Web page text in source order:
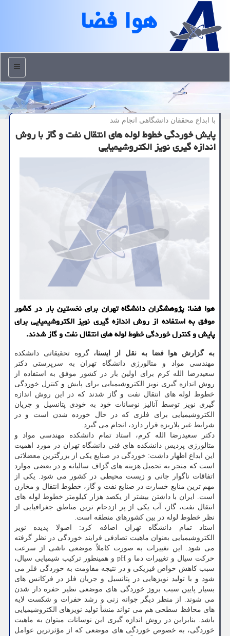
هوا فضا
منو
با ابداع محققان دانشگاهی انجام شد
پایش خوردگی خطوط لوله های انتقال نفت و گاز با روش
اندازه گیری نویز الكتروشیمیایی
هوا فضا: پژوهشگران دانشگاه تهران برای نخستین بار در کشور
موفق به استفاده از روش اندازه گیری نویز الکتروشیمیایی برای
پایش و کنترل خوردگی خطوط لوله های انتقال نفت و گاز شدند.
به گزارش هوا فضا به نقل از ایسنا،گروه تحقیقاتی دانشکده
مهندسی مواد و متالورژی دانشگاه تهران به سرپرستی دکتر
سعیدرضا الله کرم برای اولین بار در کشور موفق به استفاده از
روش اندازه گیری نویز الکتروشیمیایی برای پایش و کنترل خوردگی
خطوط لوله های انتقال نفت و گاز شدند که در این روش اندازه
گیری نویز توسط آنالیز نوسانات خود به خودی پتانسیل و جریان
الکتروشیمیایی برای فلزی که در حال خورده شدن است و در
شرایط غیر پلاریزه قرار دارد، انجام می گیرد.
دکتر سعیدرضا الله کرم، استاد تمام دانشکده مهندسی مواد و
متالورژی پردیس دانشکده های فنی دانشگاه تهران در مورد اهمیت
این ابداع اظهار داشت: خوردگی در صنایع یکی از بزرگترین معضلاتی
است که منجر به تحمیل هزینه های گزاف سالیانه و در بعضی موارد
اتفاقات ناگوار جانی و زیست محیطی در کشور می شود. یکی از
مهم ترین منابع خسارت در صنایع نفت و گاز، خطوط انتقال و مخازن
است. ایران با داشتن بیشتر از یکصد هزار کیلومتر خطوط لوله های
انتقال نفت، گاز، آب یکی از پر ازدحام ترین مناطق جغرافیایی از
نظر خطوط لوله در بین کشورهای منطقه است.
استاد تمام دانشگاه تهران اضافه کرد: اصولا پدیده نویز
الکتروشیمیایی بعنوان ماهیت تصادفی فرایند خوردگی در نظر گرفته
می شود. این تغییرات به صورت کاملاً موضعی ناشی از سرعت
حرکت سیال و تغییرات دما و pH و همینطور ترکیب شیمیایی سیال،
سبب کاهش خواص فیزیکی و در نتیجه مقاومت به خوردگی فلز می
شود و با تولید نویزهایی در پتانسیل و جریان فلز در فرکانس های
بسیار پایین سبب بروز خوردگی های موضعی نظیر حفره دار شدن
می شوند. از منظر دیگر جوانه زنی و رشد حفرات و شکست لایه
های محافظ سطحی هم می تواند منشأ تولید نویزهای الکتروشیمیایی
باشد. بنابراین در روش اندازه گیری این نوسانات میتوان به ماهیت
خوردگی، به خصوص خوردگی های موضعی که از مؤثرترین عوامل